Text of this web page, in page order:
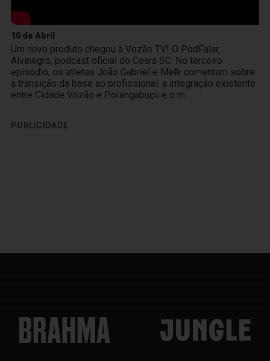
10 de Abril
Um novo produto chegou à Vozão TV! O PodFalar,
Alvinegro, podcast oficial do Ceará SC. No terceiro
episódio, os atletas João Gabriel e Melk comentam sobre
a transição da base ao profissional, a integração existente
entre Cidade Vozão e Porangabuçu e o m
PUBLICIDADE